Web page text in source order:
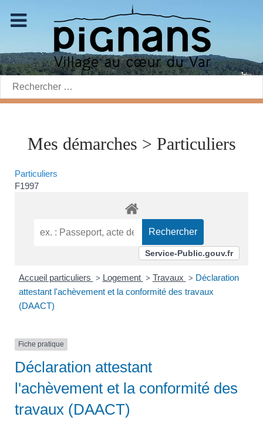
Rechercher:
Mes démarches > Particuliers
Particuliers
F1997
Service-Public.gouv.fr
Accueil particuliers > Logement > Travaux > Déclaration
attestant l'achèvement et la conformité des travaux
(DAACT)
Fiche pratique
Déclaration attestant
l'achèvement et la conformité des
travaux (DAACT)